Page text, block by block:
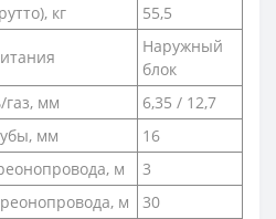
кг
55,5
Наружный
блок
газ, мм
6,35 / 12,7
мм
16
м
3
м
30